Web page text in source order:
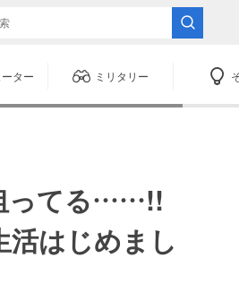
ター ミリタリー
狙ってる……!!
はじめまし